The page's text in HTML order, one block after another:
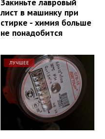
Закиньте лавровый
лист в машинку при
стирке - химия больше
не понадобится
ЛУЧШЕЕ